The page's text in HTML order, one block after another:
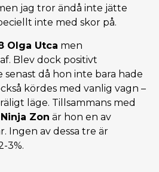
jag tror ändå inte jätte
inte med skor på.
Olga Utca men
Blev dock positivt
senast då hon inte bara hade
kördes med vanlig vagn –
läge. Tillsammans med
Zon är hon en av
Ingen av dessa tre är
3%.